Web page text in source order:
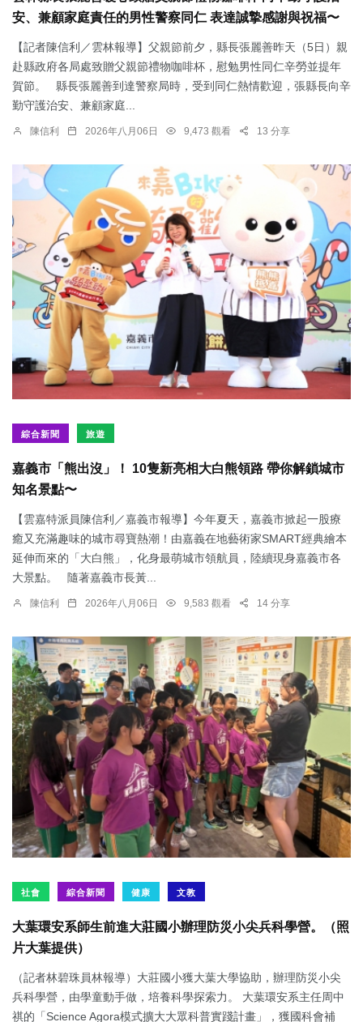
安、兼顧家庭責任的男性警察同仁 表達誠摯感謝與祝福〜
【記者陳信利／雲林報導】父親節前夕，縣長張麗善昨天（5日）親
赴縣政府各局處致贈父親節禮物咖啡杯，慰勉男性同仁辛勞並提年
賀節。 縣長張麗善到達警察局時，受到同仁熱情歡迎，張縣長向辛
勤守護治安、兼顧家庭...
陳信利 2026年八月06日 9,473 觀看 13 分享
綜合新聞 旅遊
嘉義市「熊出沒」！ 10隻新亮相大白熊領路 帶你解鎖城市
知名景點〜
【雲嘉特派員陳信利／嘉義市報導】今年夏天，嘉義市掀起一股療
癒又充滿趣味的城市尋寶熱潮！由嘉義在地藝術家SMART經典繪本
延伸而來的「大白熊」，化身最萌城市領航員，陸續現身嘉義市各
大景點。 隨著嘉義市長黃...
陳信利 2026年八月06日 9,583 觀看 14 分享
社會 綜合新聞 健康 文教
大葉環安系師生前進大莊國小辦理防災小尖兵科學營。（照
片大葉提供）
（記者林碧珠員林報導）大莊國小獲大葉大學協助，辦理防災小尖
兵科學營，由學童動手做，培養科學探索力。 大葉環安系主任周中
祺的「Science Agora模式擴大大眾科普實踐計畫」，獲國科會補